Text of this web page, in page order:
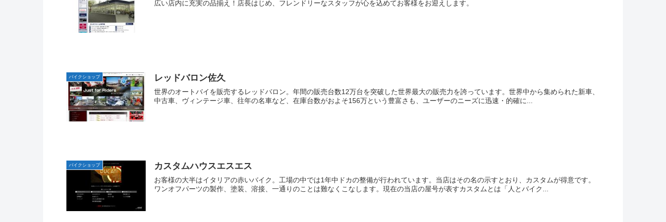
広い店内に充実の品揃え！店長はじめ、フレンドリーなスタッフが心を込めてお客様をお迎えします。
バイクショップ レッドバロン佐久
世界のオートバイを販売するレッドバロン。年間の販売台数12万台を突破した世界最大の販売力を誇っています。世界中から集められた新車、
中古車、ヴィンテージ車、往年の名車など、在庫台数がおよそ156万という豊富さも、ユーザーのニーズに迅速・的確に...
バイクショップ カスタムハウスエスエス
お客様の大半はイタリアの赤いバイク。工場の中では1年中ドカの整備が行われています。当店はその名の示すとおり、カスタムが得意です。
ワンオフパーツの製作、塗装、溶接、一通りのことは難なくこなします。現在の当店の屋号が表すカスタムとは「人とバイク...